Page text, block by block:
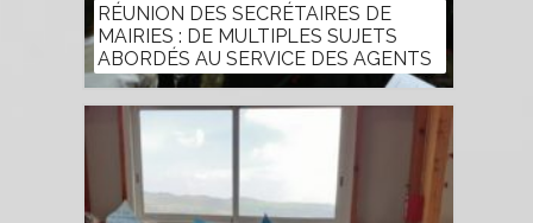
RÉUNION DES SECRÉTAIRES DE
MAIRIES : DE MULTIPLES SUJETS
ABORDÉS AU SERVICE DES AGENTS